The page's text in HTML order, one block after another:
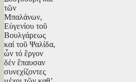
τῶν
Μπαλάνων,
Εὐγενίου τοῦ
Βουλγάρεως
καί τοῦ Ψαλίδα,
ὧν τό ἒργον
δέν ἒπαυσαν
συνεχίζοντες